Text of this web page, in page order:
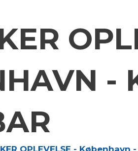
-
OPLEVELSE - København